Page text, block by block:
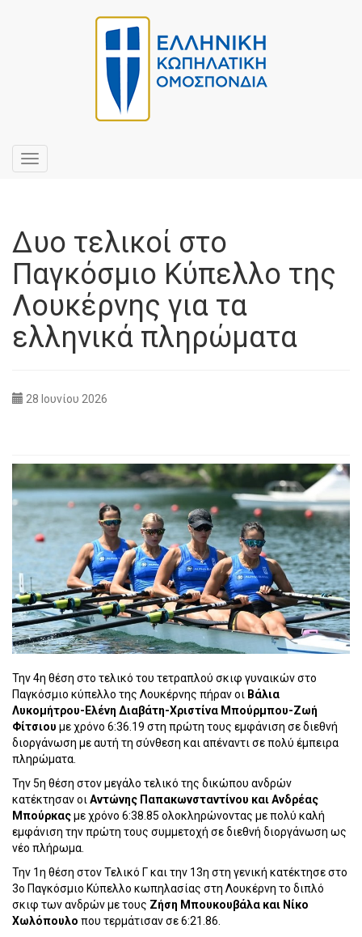
Toggle
navigation
Δυο τελικοί στο
Παγκόσμιο Κύπελλο της
Λουκέρνης για τα
ελληνικά πληρώματα
28 Ιουνίου 2026
Την 4η θέση στο τελικό του τετραπλού σκιφ γυναικών στο
Παγκόσμιο κύπελλο της Λουκέρνης πήραν οι Βάλια
Λυκομήτρου-Ελένη Διαβάτη-Χριστίνα Μπούρμπου-Ζωή
Φίτσιου με χρόνο 6:36.19 στη πρώτη τους εμφάνιση σε διεθνή
διοργάνωση με αυτή τη σύνθεση και απέναντι σε πολύ έμπειρα
πληρώματα.
Την 5η θέση στον μεγάλο τελικό της δικώπου ανδρών
κατέκτησαν οι Αντώνης Παπακωνσταντίνου και Ανδρέας
Μπούρκαςμε χρόνο 6:38.85 ολοκληρώνοντας με πολύ καλή
εμφάνιση την πρώτη τους συμμετοχή σε διεθνή διοργάνωση ως
νέο πλήρωμα.
Την 1η θέση στον Τελικό Γ και την 13η στη γενική κατέκτησε στο
3ο Παγκόσμιο Κύπελλο κωπηλασίας στη Λουκέρνη το διπλό
σκιφ των ανδρών με τους Ζήση Μπουκουβάλα και Νίκο
Χωλόπουλο που τερμάτισαν σε 6:21.86.